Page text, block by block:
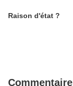
Raison d'état ?